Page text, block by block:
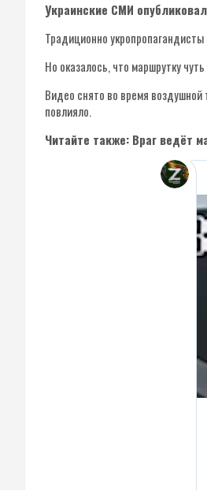
Украинские СМИ
Традиционно
Но оказалось, что маршрутку
Видео снято во время воздушной
повлияло.
Читайте также: Враг ведёт